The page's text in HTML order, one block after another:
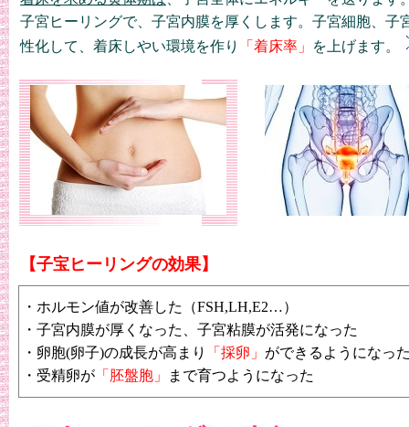
子宮ヒーリングで、子宮内膜を厚くします。子宮細胞、子
性化して、着床しやい環境を作り
「着床率」 を上げます。
【子宝ヒーリングの効果】
・ホルモン値が改善した（FSH,LH,E2…）
・子宮内膜が厚くなった、子宮粘膜が活発になった
・卵胞(卵子)の成長が高まり
「採卵」 ができるようになっ
・受精卵が 「胚盤胞」 まで育つようになった